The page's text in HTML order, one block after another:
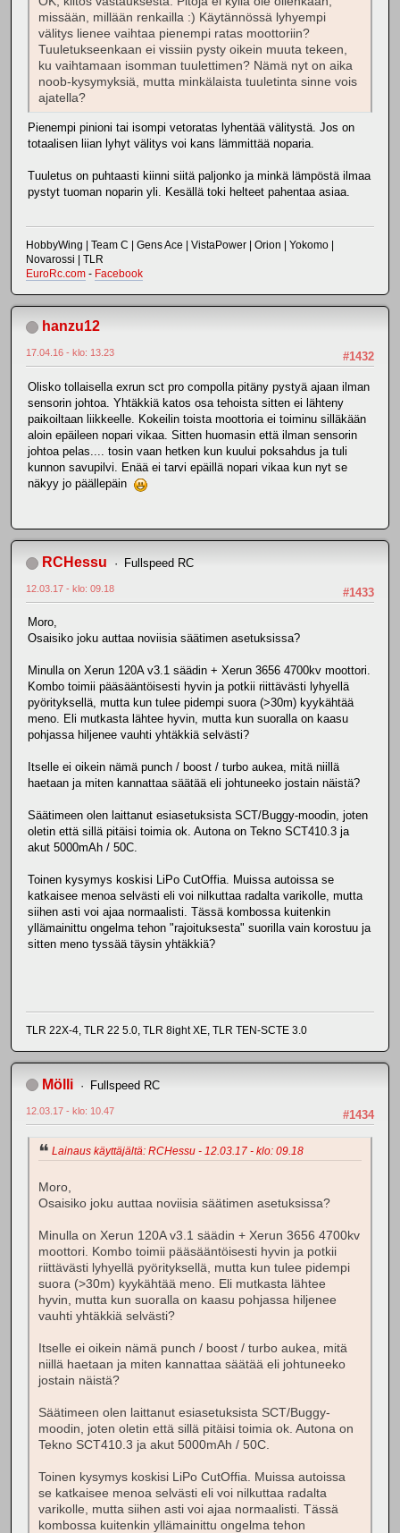
missään, millään renkailla :) Käytännössä lyhyempi
välitys lienee vaihtaa pienempi ratas moottoriin?
Tuuletukseenkaan ei vissiin pysty oikein muuta tekeen,
ku vaihtamaan isomman tuulettimen? Nämä nyt on aika
noob-kysymyksiä, mutta minkälaista tuuletinta sinne vois
ajatella?
Pienempi pinioni tai isompi vetoratas lyhentää välitystä. Jos on
totaalisen liian lyhyt välitys voi kans lämmittää noparia.
Tuuletus on puhtaasti kiinni siitä paljonko ja minkä lämpöstä ilmaa
pystyt tuoman noparin yli. Kesällä toki helteet pahentaa asiaa.
HobbyWing | Team C | Gens Ace | VistaPower | Orion | Yokomo |
Novarossi | TLR
EuroRc.com - Facebook
hanzu12
#1432
17.04.16 - klo: 13.23
Olisko tollaisella exrun sct pro compolla pitäny pystyä ajaan ilman
sensorin johtoa. Yhtäkkiä katos osa tehoista sitten ei lähteny
paikoiltaan liikkeelle. Kokeilin toista moottoria ei toiminu silläkään
aloin epäileen nopari vikaa. Sitten huomasin että ilman sensorin
johtoa pelas.... tosin vaan hetken kun kuului poksahdus ja tuli
kunnon savupilvi. Enää ei tarvi epäillä nopari vikaa kun nyt se
näkyy jo päällepäin
RCHessu Fullspeed RC
#1433
12.03.17 - klo: 09.18
Moro,
Osaisiko joku auttaa noviisia säätimen asetuksissa?
Minulla on Xerun 120A v3.1 säädin + Xerun 3656 4700kv moottori.
Kombo toimii pääsääntöisesti hyvin ja potkii riittävästi lyhyellä
pyörityksellä, mutta kun tulee pidempi suora (>30m) kyykähtää
meno. Eli mutkasta lähtee hyvin, mutta kun suoralla on kaasu
pohjassa hiljenee vauhti yhtäkkiä selvästi?
Itselle ei oikein nämä punch / boost / turbo aukea, mitä niillä
haetaan ja miten kannattaa säätää eli johtuneeko jostain näistä?
Säätimeen olen laittanut esiasetuksista SCT/Buggy-moodin, joten
oletin että sillä pitäisi toimia ok. Autona on Tekno SCT410.3 ja
akut 5000mAh / 50C.
Toinen kysymys koskisi LiPo CutOffia. Muissa autoissa se
katkaisee menoa selvästi eli voi nilkuttaa radalta varikolle, mutta
siihen asti voi ajaa normaalisti. Tässä kombossa kuitenkin
yllämainittu ongelma tehon "rajoituksesta" suorilla vain korostuu ja
sitten meno tyssää täysin yhtäkkiä?
TLR 22X-4, TLR 22 5.0, TLR 8ight XE, TLR TEN-SCTE 3.0
Mölli Fullspeed RC
#1434
12.03.17 - klo: 10.47
Lainaus käyttäjältä: RCHessu - 12.03.17 - klo: 09.18
Moro,
Osaisiko joku auttaa noviisia säätimen asetuksissa?
Minulla on Xerun 120A v3.1 säädin + Xerun 3656 4700kv
moottori. Kombo toimii pääsääntöisesti hyvin ja potkii
riittävästi lyhyellä pyörityksellä, mutta kun tulee pidempi
suora (>30m) kyykähtää meno. Eli mutkasta lähtee
hyvin, mutta kun suoralla on kaasu pohjassa hiljenee
vauhti yhtäkkiä selvästi?
Itselle ei oikein nämä punch / boost / turbo aukea, mitä
niillä haetaan ja miten kannattaa säätää eli johtuneeko
jostain näistä?
Säätimeen olen laittanut esiasetuksista SCT/Buggy-
moodin, joten oletin että sillä pitäisi toimia ok. Autona on
Tekno SCT410.3 ja akut 5000mAh / 50C.
Toinen kysymys koskisi LiPo CutOffia. Muissa autoissa
se katkaisee menoa selvästi eli voi nilkuttaa radalta
varikolle, mutta siihen asti voi ajaa normaalisti. Tässä
kombossa kuitenkin yllämainittu ongelma tehon